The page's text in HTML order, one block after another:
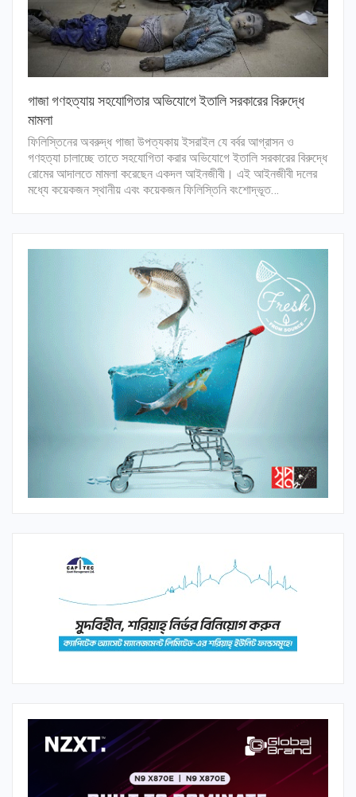
গাজা গণহত্যায় সহযোগিতার অভিযোগে ইতালি সরকারের বিরুদ্ধে
মামলা
ফিলিস্তিনের অবরুদ্ধ গাজা উপত্যকায় ইসরাইল যে বর্বর আগ্রাসন ও
গণহত্যা চালাচ্ছে তাতে সহযোগিতা করার অভিযোগে ইতালি সরকারের বিরুদ্ধে
রোমের আদালতে মামলা করেছেন একদল আইনজীবী। এই আইনজীবী দলের
মধ্যে কয়েকজন স্থানীয় এবং কয়েকজন ফিলিস্তিনি বংশোদ্ভূত…